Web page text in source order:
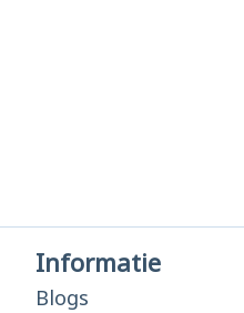
Informatie
Blogs